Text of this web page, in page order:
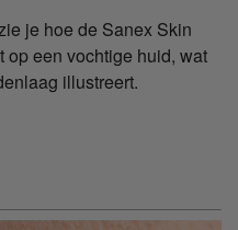
je hoe de Sanex Skin
een vochtige huid, wat
illustreert.